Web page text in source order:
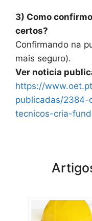
3) Como
certos?
Confirmando na
mais seguro).
Ver noticia
https://
publicadas/2384-
tecnicos-cria-